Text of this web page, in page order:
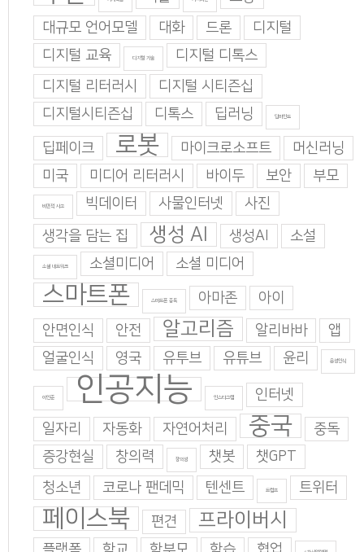
대규모 언어모델
대화 드론
디지털
디지털 교육
디지털 기술
디지털 디톡스
디지털 리터러시
디지털 시티즌십
디지털시티즌십
디톡스 딥러닝 딥마인드
딥페이크 로봇 마이크로소프트
머신러닝
미국
미디어 리터러시 바이두 보안 부모
비판적 사고 빅데이터 사물인터넷
사진
생각을 담는 집
생성 AI 생성AI 소설
소셜 네트워크 소셜미디어 소셜 미디어
스마트폰 스마트폰 중독 아마존
아이
안면인식
안전 알고리즘 알리바바
앱
얼굴인식
영국 유투브 유튜브 윤리 음성인식
이인준 인공지능 인스타그램 인터넷
일자리 자동화 자연어처리 중국
중독
증강현실
창의력 창의성 챗봇
챗GPT
청소년
코로나 팬데믹 텐센트 트럼프 트위터
페이스북 편견 프라이버시